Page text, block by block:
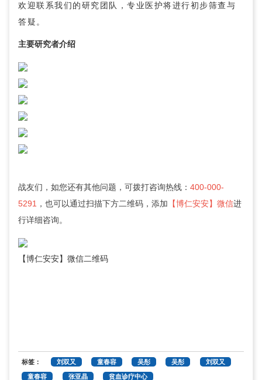
欢迎联系我们的研究团队，专业医护将进行初步筛查与
答疑。
主要研究者介绍
战友们，如您还有其他问题，可拨打咨询热线： 400-000-
5291 ，也可以通过扫描下方二维码，添加 【博仁安安】微信进
行详细咨询。
【博仁安安】微信二维码
标签： 刘双又 童春容 吴彤 吴彤 刘双又
童春容 张亚晶 贫血诊疗中心